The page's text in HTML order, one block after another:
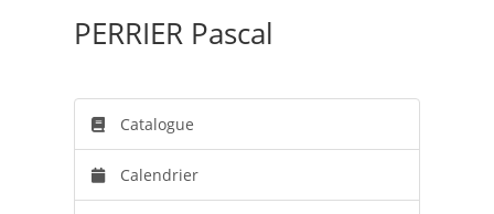
PERRIER Pascal
Catalogue
Calendrier